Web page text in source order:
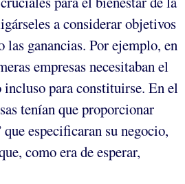
a considerar objetivos
las ganancias. Por ejemplo, en
empresas necesitaban el
para constituirse. En el
tenían que proporcionar
especificaran su negocio,
como era de esperar,